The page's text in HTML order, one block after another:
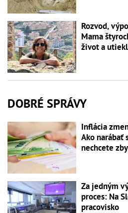
Rozvod,
Mama
život a
DOBRÉ SPRÁVY
Inflácia
Ako narábať
nechcete
Za jedným
proces: Na
pracovisko